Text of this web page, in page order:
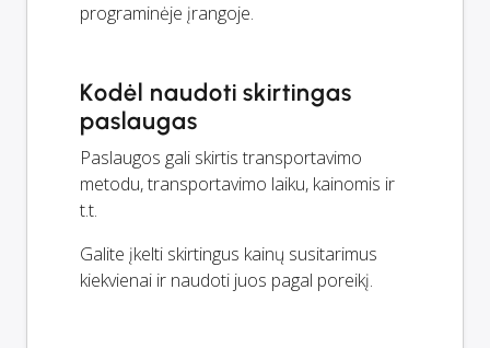
programinėje įrangoje.
Kodėl naudoti skirtingas
paslaugas
Paslaugos gali skirtis transportavimo
metodu, transportavimo laiku, kainomis ir
t.t.
Galite įkelti skirtingus kainų susitarimus
kiekvienai ir naudoti juos pagal poreikį.